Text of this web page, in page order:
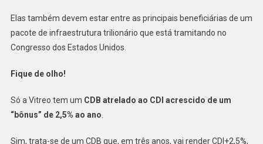
Elas também devem estar entre as principais beneficiárias de um
pacote de infraestrutura trilionário que está tramitando no
Congresso dos Estados Unidos.
Fique de olho!
Só a Vitreo tem um CDB atrelado ao CDI acrescido de um
“bônus” de 2,5% ao ano
Sim, trata-se de um CDB que, em três anos, vai render CDI+2,5%,